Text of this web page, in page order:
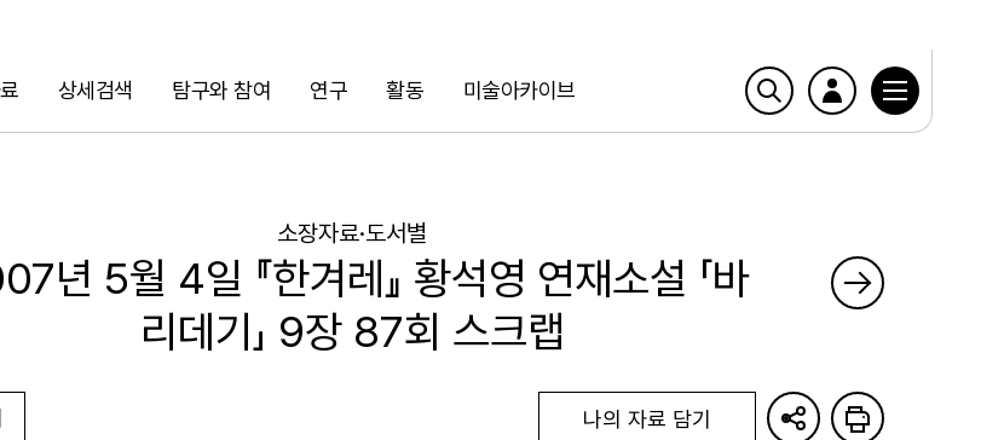
상세검색 탐구와 참여 연구 활동 미술아카이브
검색
소장자료·도서별
년 5월 4일 『한겨레』 황석영 연재소설 「바
리데기」 9장 87회 스크랩
나의 자료 담기